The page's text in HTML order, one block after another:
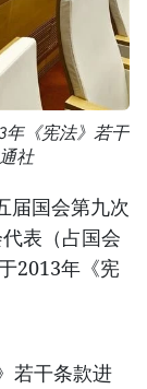
年《宪法》若干
社
国会第九次
表（占国会
2013年《宪
若干条款进